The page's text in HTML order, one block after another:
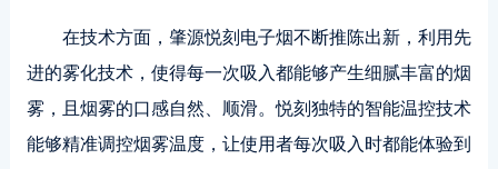
在技术方面，肇源悦刻电子烟不断推陈出新，利用先
进的雾化技术，使得每一次吸入都能够产生细腻丰富的烟
雾，且烟雾的口感自然、顺滑。悦刻独特的智能温控技术
能够精准调控烟雾温度，让使用者每次吸入时都能体验到